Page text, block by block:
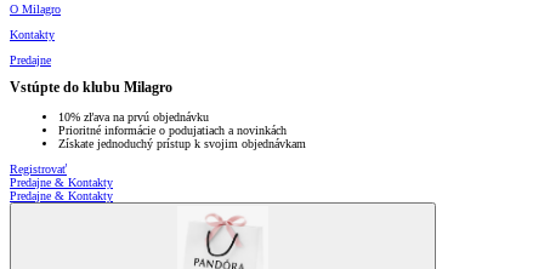
O Milagro
Kontakty
Predajne
Vstúpte do klubu Milagro
10% zľava na prvú objednávku
Prioritné informácie o podujatiach a novinkách
Získate jednoduchý prístup k svojim objednávkam
Registrovať
Predajne & Kontakty
Predajne & Kontakty